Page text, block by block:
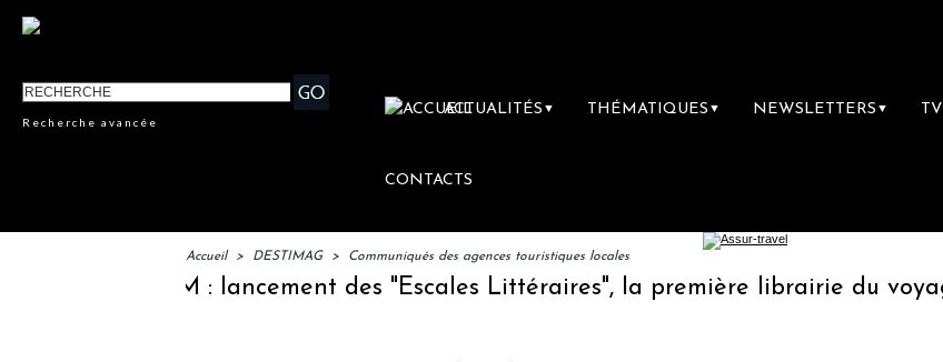
Recherche avancée
ACTUALITÉS ▼ THÉMATIQUES ▼ NEWSLETTERS ▼ TV
CONTACTS
Accueil > DESTIMAG > Communiqués des agences touristiques locales
IFTM : lancement des "Escales Littéraires", la première librairie du voyage